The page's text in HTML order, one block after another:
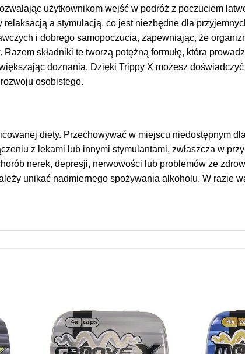
użytkownikom wejść w podróż z poczuciem
a stymulacją, co jest niezbędne dla
i dobrego samopoczucia, zapewniając, że
składniki te tworzą potężną formułę, która
doznania. Dzięki Trippy X możesz doświadczyć
osobistego.
diety. Przechowywać w miejscu niedostępnym
z lekami lub innymi stymulantami, zwłaszcza w
nerek, depresji, nerwowości lub problemów ze
unikać nadmiernego spożywania alkoholu. W razie